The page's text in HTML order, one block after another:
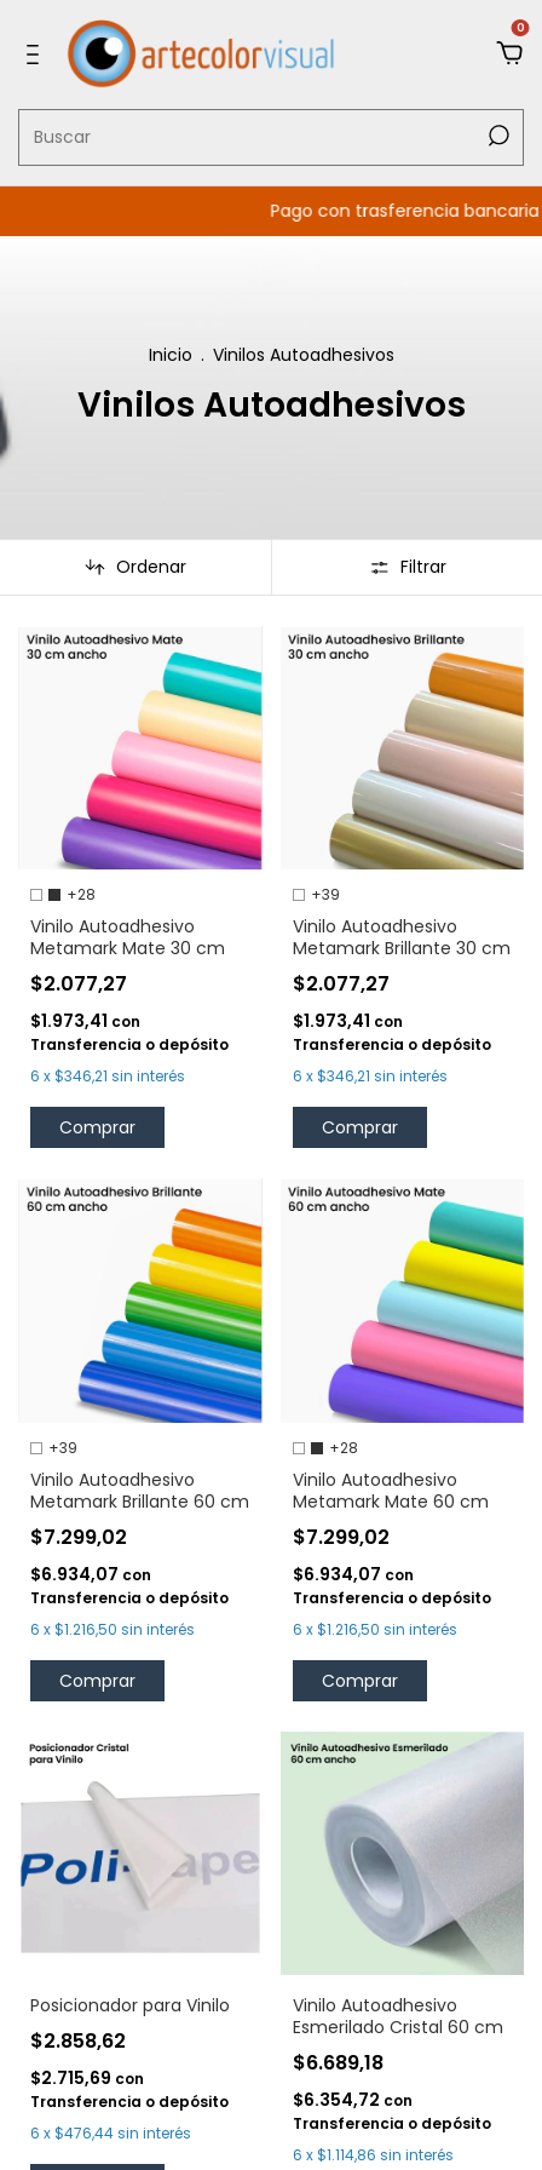
0
Pago con trasferencia bancaria 5%
Inicio . Vinilos Autoadhesivos
Vinilos Autoadhesivos
Ordenar Filtrar
+28
Vinilo Autoadhesivo
Metamark Mate 30 cm
$2.077,27
$1.973,41 con
Transferencia o depósito
6 x$346,21 sin interés
Comprar
+39
Vinilo Autoadhesivo
Metamark Brillante 30 cm
$2.077,27
$1.973,41 con
Transferencia o depósito
6 x$346,21 sin interés
Comprar
+39
Vinilo Autoadhesivo
Metamark Brillante 60 cm
$7.299,02
$6.934,07 con
Transferencia o depósito
6 x$1.216,50 sin interés
Comprar
+28
Vinilo Autoadhesivo
Metamark Mate 60 cm
$7.299,02
$6.934,07 con
Transferencia o depósito
6 x$1.216,50 sin interés
Comprar
Posicionador para Vinilo
$2.858,62
$2.715,69 con
Transferencia o depósito
6 x$476,44sin interés
Vinilo Autoadhesivo
Esmerilado Cristal 60 cm
$6.689,18
$6.354,72 con
Transferencia o depósito
6 x$1.114,86 sin interés